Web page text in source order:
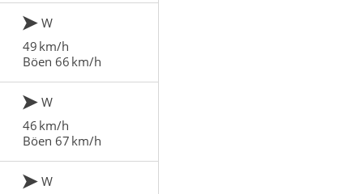
W
49 km/h
Böen 66 km/h
W
46 km/h
Böen 67 km/h
W